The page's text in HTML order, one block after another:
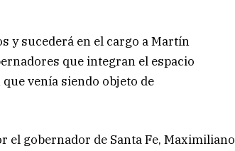
y sucederá en el cargo a Martín
que integran el espacio
venía siendo objeto de
el gobernador de Santa Fe, Maximiliano